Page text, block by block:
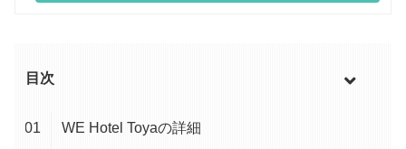
目次
WE Hotel Toyaの詳細